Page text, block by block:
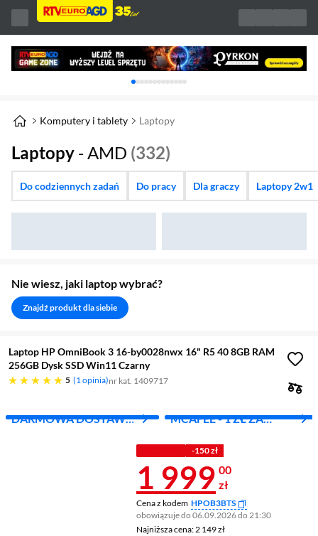
Karuzela z banerami, aktualny element 1 z
Komputery i tablety Laptopy
Laptopy - AMD (332)
Do codziennych zadań Do pracy Dla graczy Laptopy 2w1
Nie wiesz, jaki laptop wybrać?
Znajdź produkt dla siebie
Laptop HP OmniBook 3 16-by0028nwx 16" R5 40 8GB RAM
256GB Dysk SSD Win11 Czarny
5
pięć gwiazdek 1 opinia nr kat. 1409717
DARMOWA DOSTAWA
MCAFEE - 1 ZŁ ZA
-150 zł
Cena 1 999
1 999 00
zł
Cena z kodem HPOB3BTS
obowiązuje do 06.09.2026 do 21:30
Najniższa cena: 2 149 zł
Najniższa cena: 2 149 zł